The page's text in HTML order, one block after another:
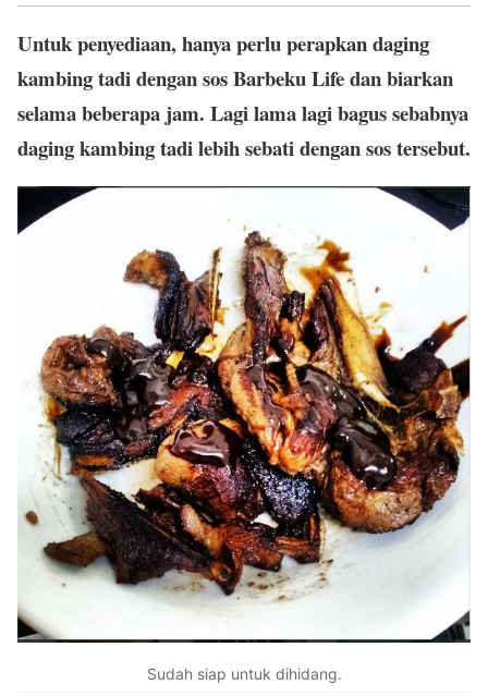
Untuk penyediaan, hanya perlu perapkan daging
kambing tadi dengan sos Barbeku Life dan biarkan
selama beberapa jam. Lagi lama lagi bagus sebabnya
daging kambing tadi lebih sebati dengan sos tersebut.
Sudah siap untuk dihidang.